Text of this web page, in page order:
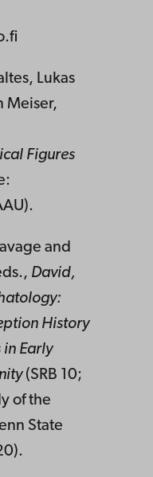
Lukas
Meiser,
Figures
and
David,
History
in Early
(SRB 10;
of the
State